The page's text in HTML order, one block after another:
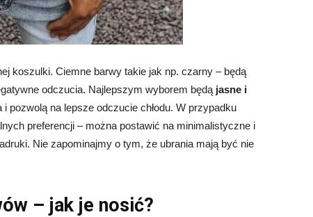
koszulki. Ciemne barwy takie jak np. czarny – będą
odczucia. Najlepszym wyborem będą jasne i
i pozwolą na lepsze odczucie chłodu. W przypadku
preferencji – można postawić na minimalistyczne i
Nie zapominajmy o tym, że ubrania mają być nie
– jak je nosić?